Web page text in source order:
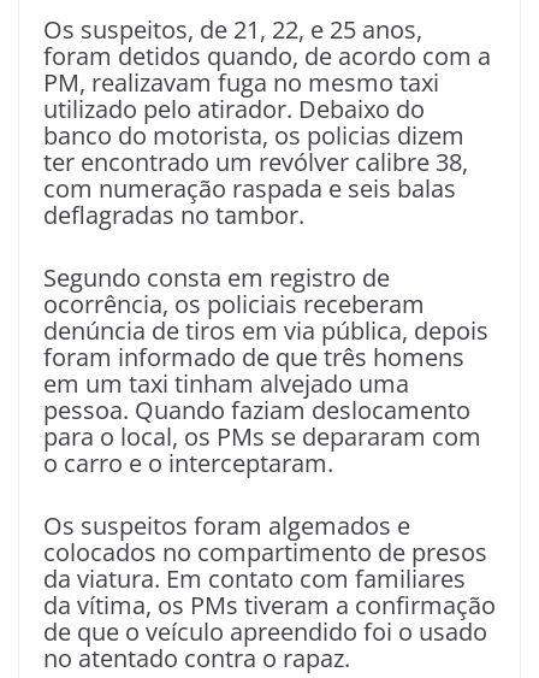
Os suspeitos, de 21, 22, e 25 anos,
foram detidos quando, de acordo com a
PM, realizavam fuga no mesmo taxi
utilizado pelo atirador. Debaixo do
banco do motorista, os policias dizem
ter encontrado um revólver calibre 38,
com numeração raspada e seis balas
deflagradas no tambor.
Segundo consta em registro de
ocorrência, os policiais receberam
denúncia de tiros em via pública, depois
foram informado de que três homens
em um taxi tinham alvejado uma
pessoa. Quando faziam deslocamento
para o local, os PMs se depararam com
o carro e o interceptaram.
Os suspeitos foram algemados e
colocados no compartimento de presos
da viatura. Em contato com familiares
da vítima, os PMs tiveram a confirmação
de que o veículo apreendido foi o usado
no atentado contra o rapaz.